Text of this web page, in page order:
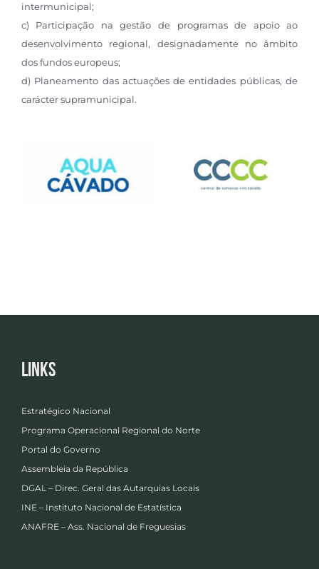
intermunicipal;
c) Participação na gestão de programas de apoio ao
desenvolvimento regional, designadamente no âmbito
dos fundos europeus;
d) Planeamento das actuações de entidades públicas, de
carácter supramunicipal.
Links
Estratégico Nacional
Programa Operacional Regional do Norte
Portal do Governo
Assembleia da República
DGAL – Direc. Geral das Autarquias Locais
INE – Instituto Nacional de Estatística
ANAFRE – Ass. Nacional de Freguesias